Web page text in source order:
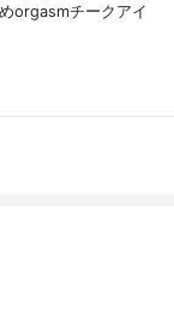
orgasmチークアイ